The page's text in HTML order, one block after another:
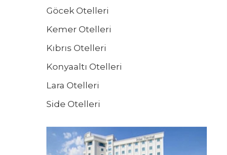
Göcek Otelleri
Kemer Otelleri
Kıbrıs Otelleri
Konyaaltı Otelleri
Lara Otelleri
Side Otelleri